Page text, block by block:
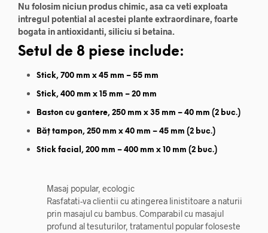
Nu folosim niciun produs chimic, asa ca veti exploata
intregul potential al acestei plante extraordinare, foarte
bogata in antioxidanti, siliciu si betaina.
Setul de 8 piese include:
Stick, 700 mm x 45 mm – 55 mm
Stick, 400 mm x 15 mm – 20 mm
Baston cu gantere, 250 mm x 35 mm – 40 mm (2 buc.)
Băț tampon, 250 mm x 40 mm – 45 mm (2 buc.)
Stick facial, 200 mm – 400 mm x 10 mm (2 buc.)
Masaj popular, ecologic
Rasfatati-va clientii cu atingerea linistitoare a naturii
prin masajul cu bambus. Comparabil cu masajul
profund al tesuturilor, tratamentul popular foloseste